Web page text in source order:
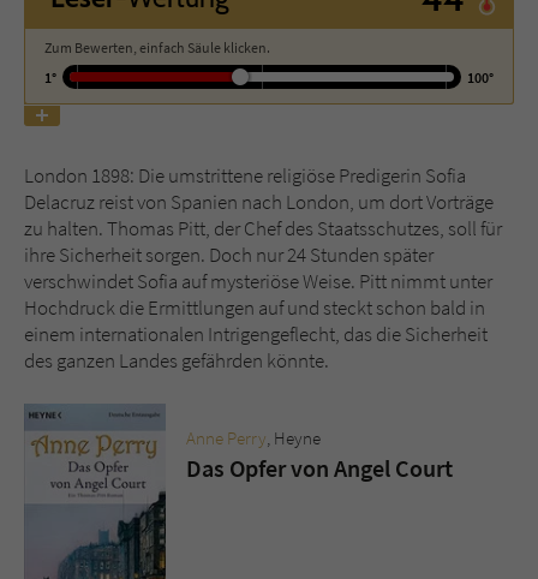
Zum Bewerten, einfach Säule klicken.
1°
100°
London 1898: Die umstrittene religiöse Predigerin Sofia
Delacruz reist von Spanien nach London, um dort Vorträge
zu halten. Thomas Pitt, der Chef des Staatsschutzes, soll für
ihre Sicherheit sorgen. Doch nur 24 Stunden später
verschwindet Sofia auf mysteriöse Weise. Pitt nimmt unter
Hochdruck die Ermittlungen auf und steckt schon bald in
einem internationalen Intrigengeflecht, das die Sicherheit
des ganzen Landes gefährden könnte.
Anne Perry, Heyne
Das Opfer von Angel Court
Name tx_pwcomments_ahash
Anbieter
Laufzeit 1 Jahr
Zweck Cookie für Kommentare einzelner Buchtitel
Name fe_typo_user
Anbieter Literatur-Couch Medien GmbH & Co. KG
Laufzeit
Dieses Cookie gewährleistet die